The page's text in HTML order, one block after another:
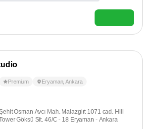
Premium Eryaman,Ankara
Osman Avcı Mah. Malazgirt 1071 cad. Hill
Göksü Sit. 46/C - 18 Eryaman - Ankara